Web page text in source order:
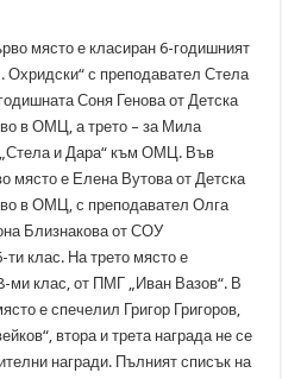
място е класиран 6-годишният
с преподавател Стела
Соня Генова от Детска
в ОМЦ, а трето – за Мила
„Стела и Дара“ към ОМЦ. Във
място е Елена Вутова от Детска
в ОМЦ, с преподавател Олга
Близнакова от СОУ
ти клас. На трето място е
ми клас, от ПМГ „Иван Вазов“. В
е спечелил Григор Григоров,
втора и трета награда не се
награди. Пълният списък на